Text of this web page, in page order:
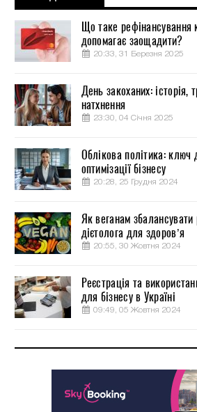
Що таке рефінансування
допомагає заощадити?
20:33, 31 Березня 2025
День закоханих: історія,
натхнення
23:30, 04 Січня 2025
Облікова політика: ключ
оптимізації бізнесу
20:28, 25 Грудня 2024
Як веганам
дієтолога для здоров’я
20:55, 30 Жовтня 2024
Реєстрація та
для бізнесу в Україні
09:49, 05 Жовтня 2024